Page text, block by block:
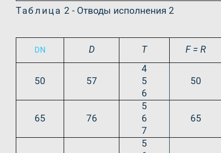
Таблица 2 - Отводы исполнения 2
DN D Т F = R
50 57
4
50
5
6
65 76
5
65
6
7
5